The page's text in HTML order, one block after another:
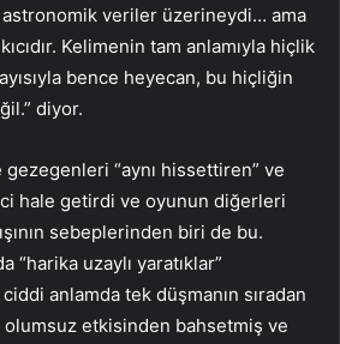
astronomik veriler üzerineydi… ama
Kelimenin tam anlamıyla hiçlik
bence heyecan, bu hiçliğin
diyor.
“aynı hissettiren” ve
hale getirdi ve oyunun diğerleri
sebeplerinden biri de bu.
“harika uzaylı yaratıklar”
anlamda tek düşmanın sıradan
olumsuz etkisinden bahsetmiş ve